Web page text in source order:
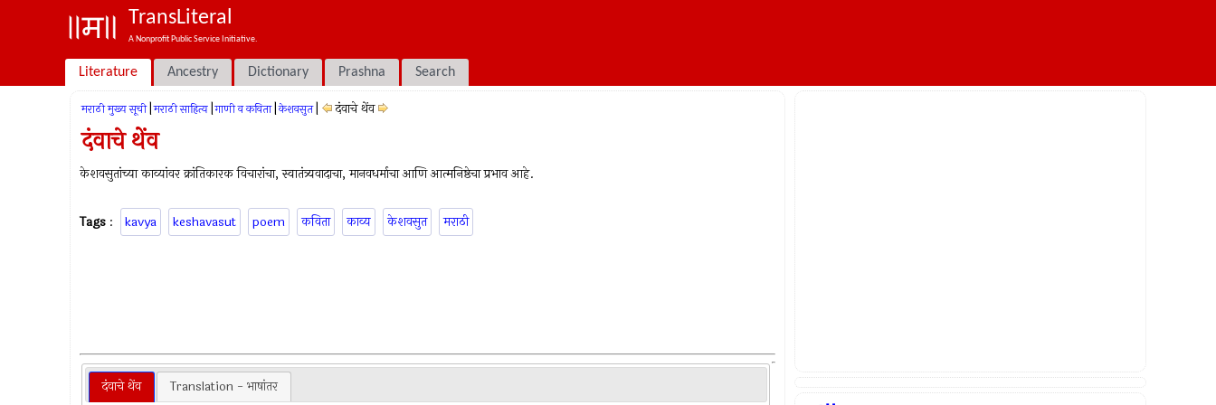
TransLiteral
A Nonprofit Public Service Initiative.
Literature Ancestry Dictionary Prashna Search
मराठी मुख्य सूची मराठी साहित्य गाणी व कविता केशवसुत दंवाचे थेंव
दंवाचे थेंव
केशवसुतांच्या काव्यांवर क्रांतिकारक विचारांचा, स्वातंत्र्यवादाचा, मानवधर्माचा आणि आत्मनिष्ठेचा प्रभाव आहे.
Tags : kavya keshavasut poem कविता काव्य केशवसुत मराठी
दंवाचे थेंव Translation - भाषांतर